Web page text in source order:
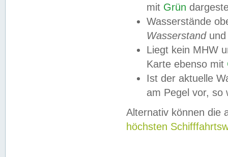
mit Grün
Wasserstände
Wasserstandund
Liegt kein MHW
Karte ebenso mit
Ist der aktuelle
am Pegel vor,
Alternativ können die
höchsten